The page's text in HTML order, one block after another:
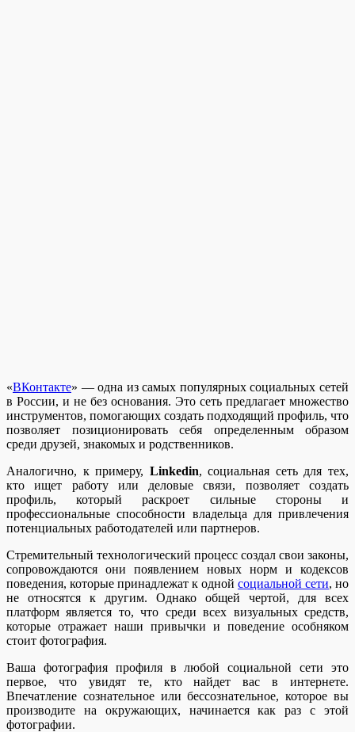
«ВКонтакте» — одна из самых популярных социальных сетей
в России, и не без основания. Это сеть предлагает множество
инструментов, помогающих создать подходящий профиль, что
позволяет позиционировать себя определенным образом
среди друзей, знакомых и родственников.
Аналогично, к примеру, Linkedin, социальная сеть для тех,
кто ищет работу или деловые связи, позволяет создать
профиль, который раскроет сильные стороны и
профессиональные способности владельца для привлечения
потенциальных работодателей или партнеров.
Стремительный технологический процесс создал свои законы,
сопровождаются они появлением новых норм и кодексов
поведения, которые принадлежат к одной социальной сети, но
не относятся к другим. Однако общей чертой, для всех
платформ является то, что среди всех визуальных средств,
которые отражает наши привычки и поведение особняком
стоит фотография.
Ваша фотография профиля в любой социальной сети это
первое, что увидят те, кто найдет вас в интернете.
Впечатление сознательное или бессознательное, которое вы
производите на окружающих, начинается как раз с этой
фотографии.